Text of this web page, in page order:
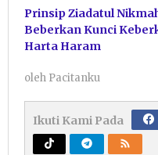
Prinsip Ziadatul
Beberkan Kunci
Harta Haram
oleh Pacitanku
Ikuti Kami Pada